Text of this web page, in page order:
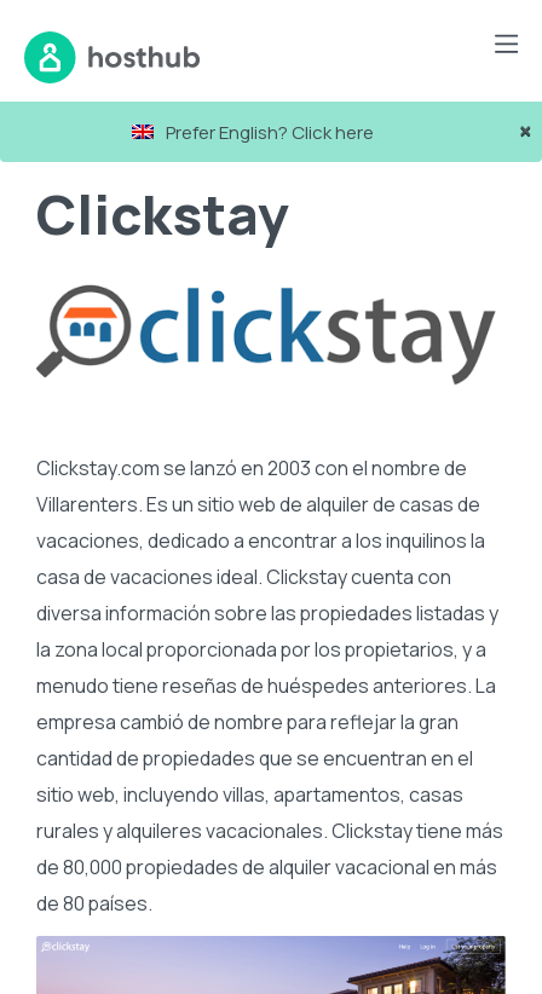
×
Prefer English? Click here
Channels Clickstay
Clickstay
Clickstay.com se lanzó en 2003 con el nombre de
Villarenters. Es un sitio web de alquiler de casas de
vacaciones, dedicado a encontrar a los inquilinos la
casa de vacaciones ideal. Clickstay cuenta con
diversa información sobre las propiedades listadas y
la zona local proporcionada por los propietarios, y a
menudo tiene reseñas de huéspedes anteriores. La
empresa cambió de nombre para reflejar la gran
cantidad de propiedades que se encuentran en el
sitio web, incluyendo villas, apartamentos, casas
rurales y alquileres vacacionales. Clickstay tiene más
de 80,000 propiedades de alquiler vacacional en más
de 80 países.